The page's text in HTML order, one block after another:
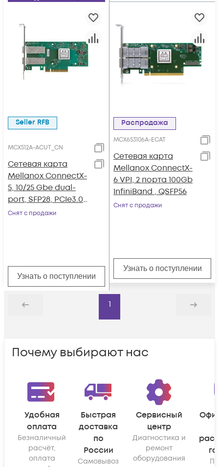
Seller RFB
MCX512A-ACUT_CN
Сетевая карта
Mellanox ConnectX-
5, 10/25 Gbe dual-
port, SFP28, PCIe3.0
x8, tall bracket,
Снят с продажи
Узнать о поступлении
Распродажа
MCX653106A-ECAT
Сетевая карта
Mellanox ConnectX-
6 VPI, 2 порта 100Gb
InfiniBand , QSFP56
Снят с продажи
Узнать о поступлении
Назад
1
Дальше
Почему выбирают нас
Удобная
оплата
Безналичный
расчёт,
оплата
Быстрая
доставка
по
России
Самовывоз
Сервисный
центр
Диагностика и
ремонт
оборудования